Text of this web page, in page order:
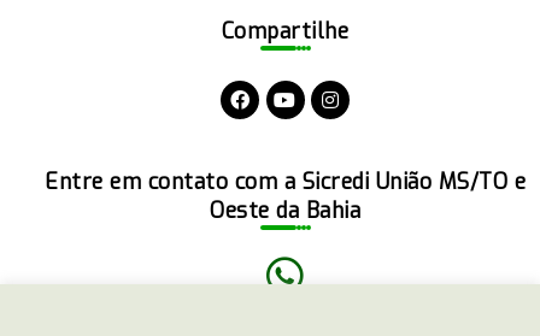
Compartilhe
Entre em contato com a Sicredi União MS/TO e
Oeste da Bahia